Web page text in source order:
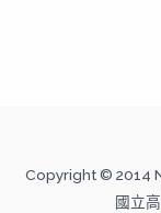
Copyright © 2014
國立